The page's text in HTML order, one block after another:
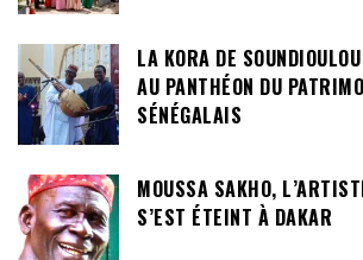
LA KORA DE
AU PANTHÉON DU
SÉNÉGALAIS
MOUSSA SAKHO,
S’EST ÉTEINT À DAKAR